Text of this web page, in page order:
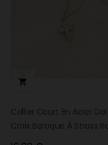

Collier Court En Acier
Croix Baroque À Strass
HEATHER